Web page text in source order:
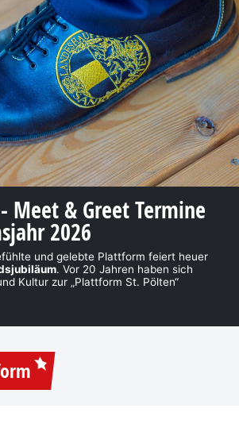
- Meet & Greet Termine
2026
und gelebte Plattform feiert heuer
. Vor 20 Jahren haben sich
Kultur zur „Plattform St. Pölten“